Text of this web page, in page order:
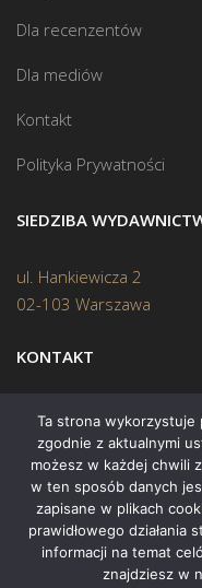
Dla recenzentów
Dla mediów
Kontakt
Polityka Prywatności
SIEDZIBA
ul. Hankiewicza 2
02-103 Warszawa
KONTAKT
Biuro:(22) 45 70 402
Mail:
Copyright © 2015 Świat
Ta strona wykorzystuje
zgodnie z aktualnymi
możesz w każdej chwili
w ten sposób danych
zapisane w plikach
prawidłowego działania
informacji na temat
znajdziesz w